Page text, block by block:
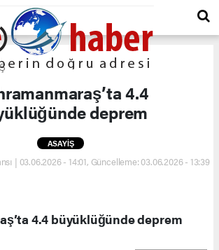
4.4
deprem
ASAYİŞ
| 03.06.2026 - 14:01, Güncelleme: 03.06.2026 - 13:39
4.4 büyüklüğünde deprem